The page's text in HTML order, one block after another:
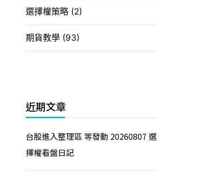
選擇權策略 (2)
期貨教學 (93)
近期文章
台股進入整理區 等發動 20260807 選
擇權看盤日記